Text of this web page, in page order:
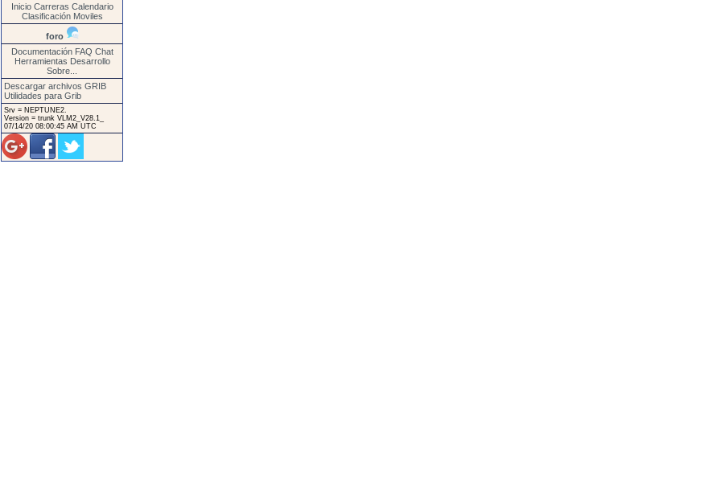
Inicio Carreras Calendario
Clasificación Moviles
foro
Documentación FAQ Chat
Herramientas Desarrollo
Sobre...
Descargar archivos GRIB
Utilidades para Grib
Srv = NEPTUNE2.
Version = trunk VLM2_V28.1_
07/14/20 08:00:45 AM UTC